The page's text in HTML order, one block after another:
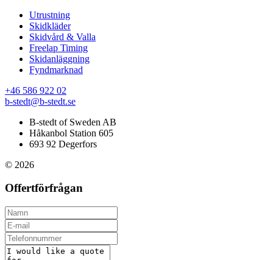
Utrustning
Skidkläder
Skidvård & Valla
Freelap Timing
Skidanläggning
Fyndmarknad
+46 586 922 02
b-stedt@b-stedt.se
B-stedt of Sweden AB
Håkanbol Station 605
693 92 Degerfors
© 2026
Offertförfrågan